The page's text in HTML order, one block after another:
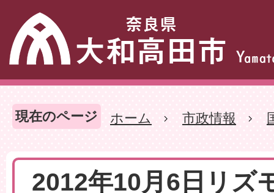
現在のページ ホーム 市政情報
2012年10月6日リズ